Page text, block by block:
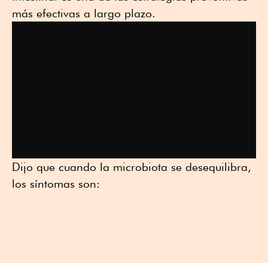
más efectivas a largo plazo.
Dijo que cuando la microbiota se desequilibra,
los síntomas son: